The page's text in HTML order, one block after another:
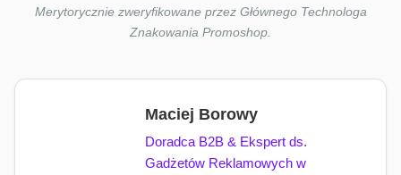
Merytorycznie zweryfikowane przez Głównego Technologa
Znakowania Promoshop.
Maciej Borowy
Doradca B2B & Ekspert ds.
Gadżetów Reklamowych w